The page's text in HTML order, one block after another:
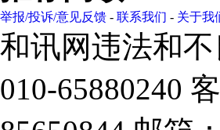
举报/投诉/意见反馈 - 联系我们 - 关于我
和讯网违法和
010-65880240